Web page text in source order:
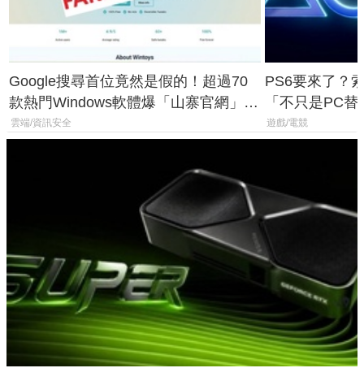
Google搜尋首位竟然是假的！超過70
款熱門Windows軟體爆「山寨官網」危
機
雲端/資訊安全
PS6要來了？
「不只是PC
廳、進軍電競
遊戲/電競